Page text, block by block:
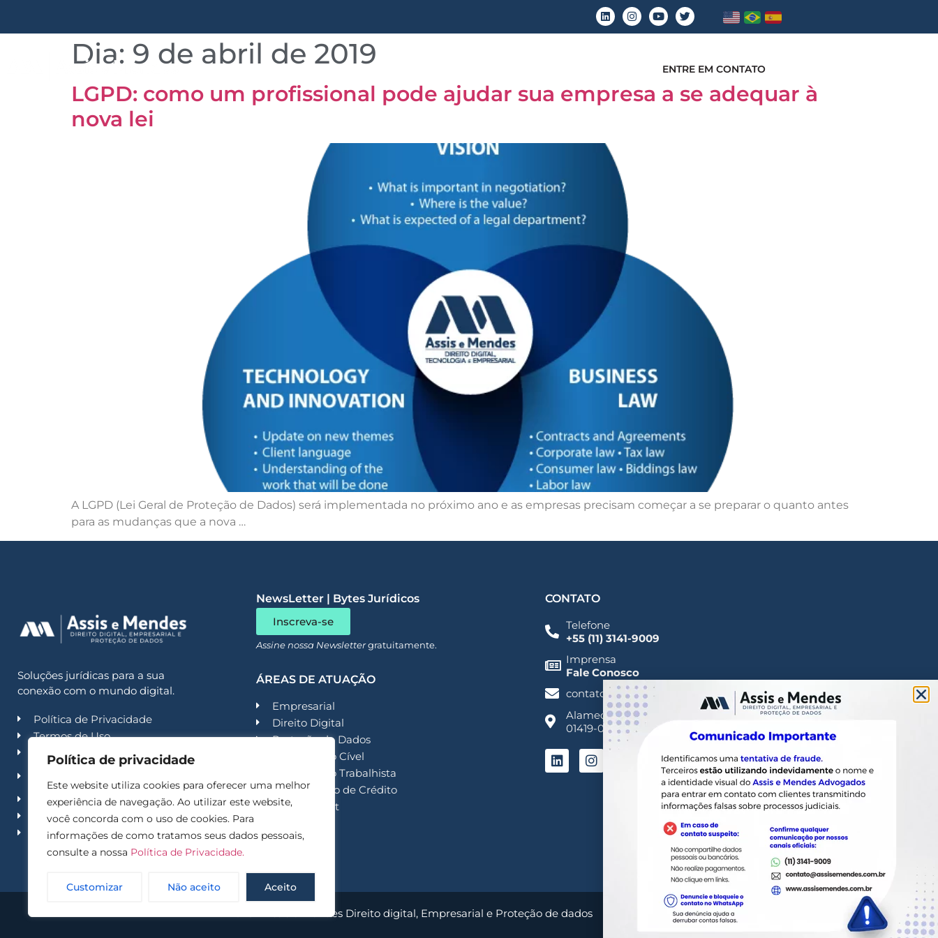
Política de privacidade
Este website utiliza cookies para oferecer uma melhor
experiência de navegação. Ao utilizar este website,
você concorda com o uso de cookies. Para
informações de como tratamos seus dados pessoais,
consulte a nossa Política de Privacidade.
Customizar Não aceito Aceito
Quem somos LGPD ENTRE EM CONTATO
Dia: 9 de abril de 2019
LGPD: como um profissional pode ajudar sua empresa a se adequar à
nova lei
A LGPD (Lei Geral de Proteção de Dados) será implementada no próximo ano e as empresas precisam começar a se preparar o quanto antes
para as mudanças que a nova …
Soluções jurídicas para a sua
conexão com o mundo digital.
Política de Privacidade
Termos de Uso
Código de Conduta
Política de Segurança da
Informação
Trabalhe conosco
Imprensa
Contato
NewsLetter | Bytes Jurídicos
Inscreva-se
Assine nossa Newslettergratuitamente.
ÁREAS DE ATUAÇÃO
Empresarial
Direito Digital
Proteção de Dados
Contencioso Cível
Contencioso Trabalhista
Recuperação de Crédito
Secondment
CONTATO
Telefone
+55 (11) 3141-9009
Imprensa
Fale Conosco
contato@assisemendes.com.br
Alameda Santos, 1165 Paulista - CEP
01419-001 - SP
© 2025 – Assis e Mendes Direito digital, Empresarial e Proteção de dados